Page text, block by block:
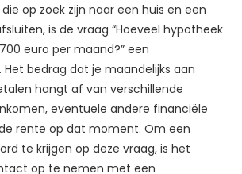
op zoek zijn naar een huis en een
is de vraag “Hoeveel hypotheek
euro per maand?” een
bedrag dat je maandelijks aan
hangt af van verschillende
eventuele andere financiële
rente op dat moment. Om een
te krijgen op deze vraag, is het
op te nemen met een